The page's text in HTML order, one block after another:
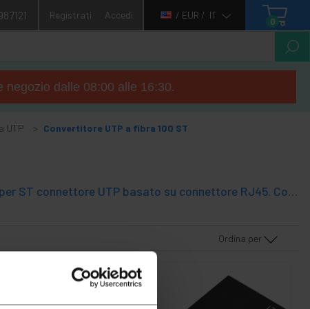
Registrati Accedi / EUR / IT
0
negozio dalle 08:00 alle 16:30.
UTP Convertitore UTP a fibra 100 ST
Convertitore fibra ottica 10/100 Mbps in fibra ottica basato su Convert per ST connettore UTP basato su connettore RJ45. Compatibile con fibre multimodali e modalità singolo ottici. I convertitori fibra sono la soluzione ideale per la trasmissione dei dati su lunghe distanze.
Ordina per